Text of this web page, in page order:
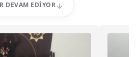
DEVAM EDIYOR